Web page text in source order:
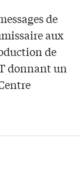
de
aux
de
donnant un